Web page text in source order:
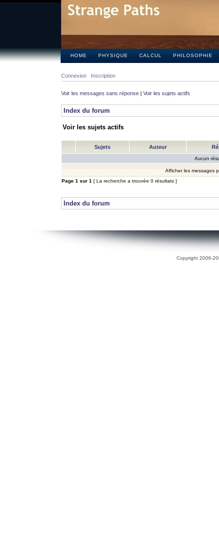
HOME PHYSIQUE CALCUL PHILOSOPHIE
Connexion Inscription
Voir les messages sans réponse | Voir les sujets actifs
Index du forum
Voir les sujets actifs
Sujets Auteur
Aucun
Afficher les messages
Page 1 sur 1 [ La recherche a trouvée 0 résultats ]
Index du forum
Copyright 2006-